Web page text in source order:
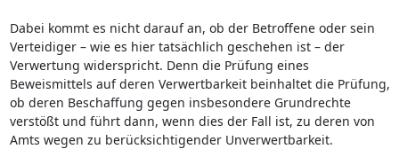
Dabei kommt es nicht darauf an, ob der Betroffene oder sein
Verteidiger – wie es hier tatsächlich geschehen ist – der
Verwertung widerspricht. Denn die Prüfung eines
Beweismittels auf deren Verwertbarkeit beinhaltet die Prüfung,
ob deren Beschaffung gegen insbesondere Grundrechte
verstößt und führt dann, wenn dies der Fall ist, zu deren von
Amts wegen zu berücksichtigender Unverwertbarkeit.